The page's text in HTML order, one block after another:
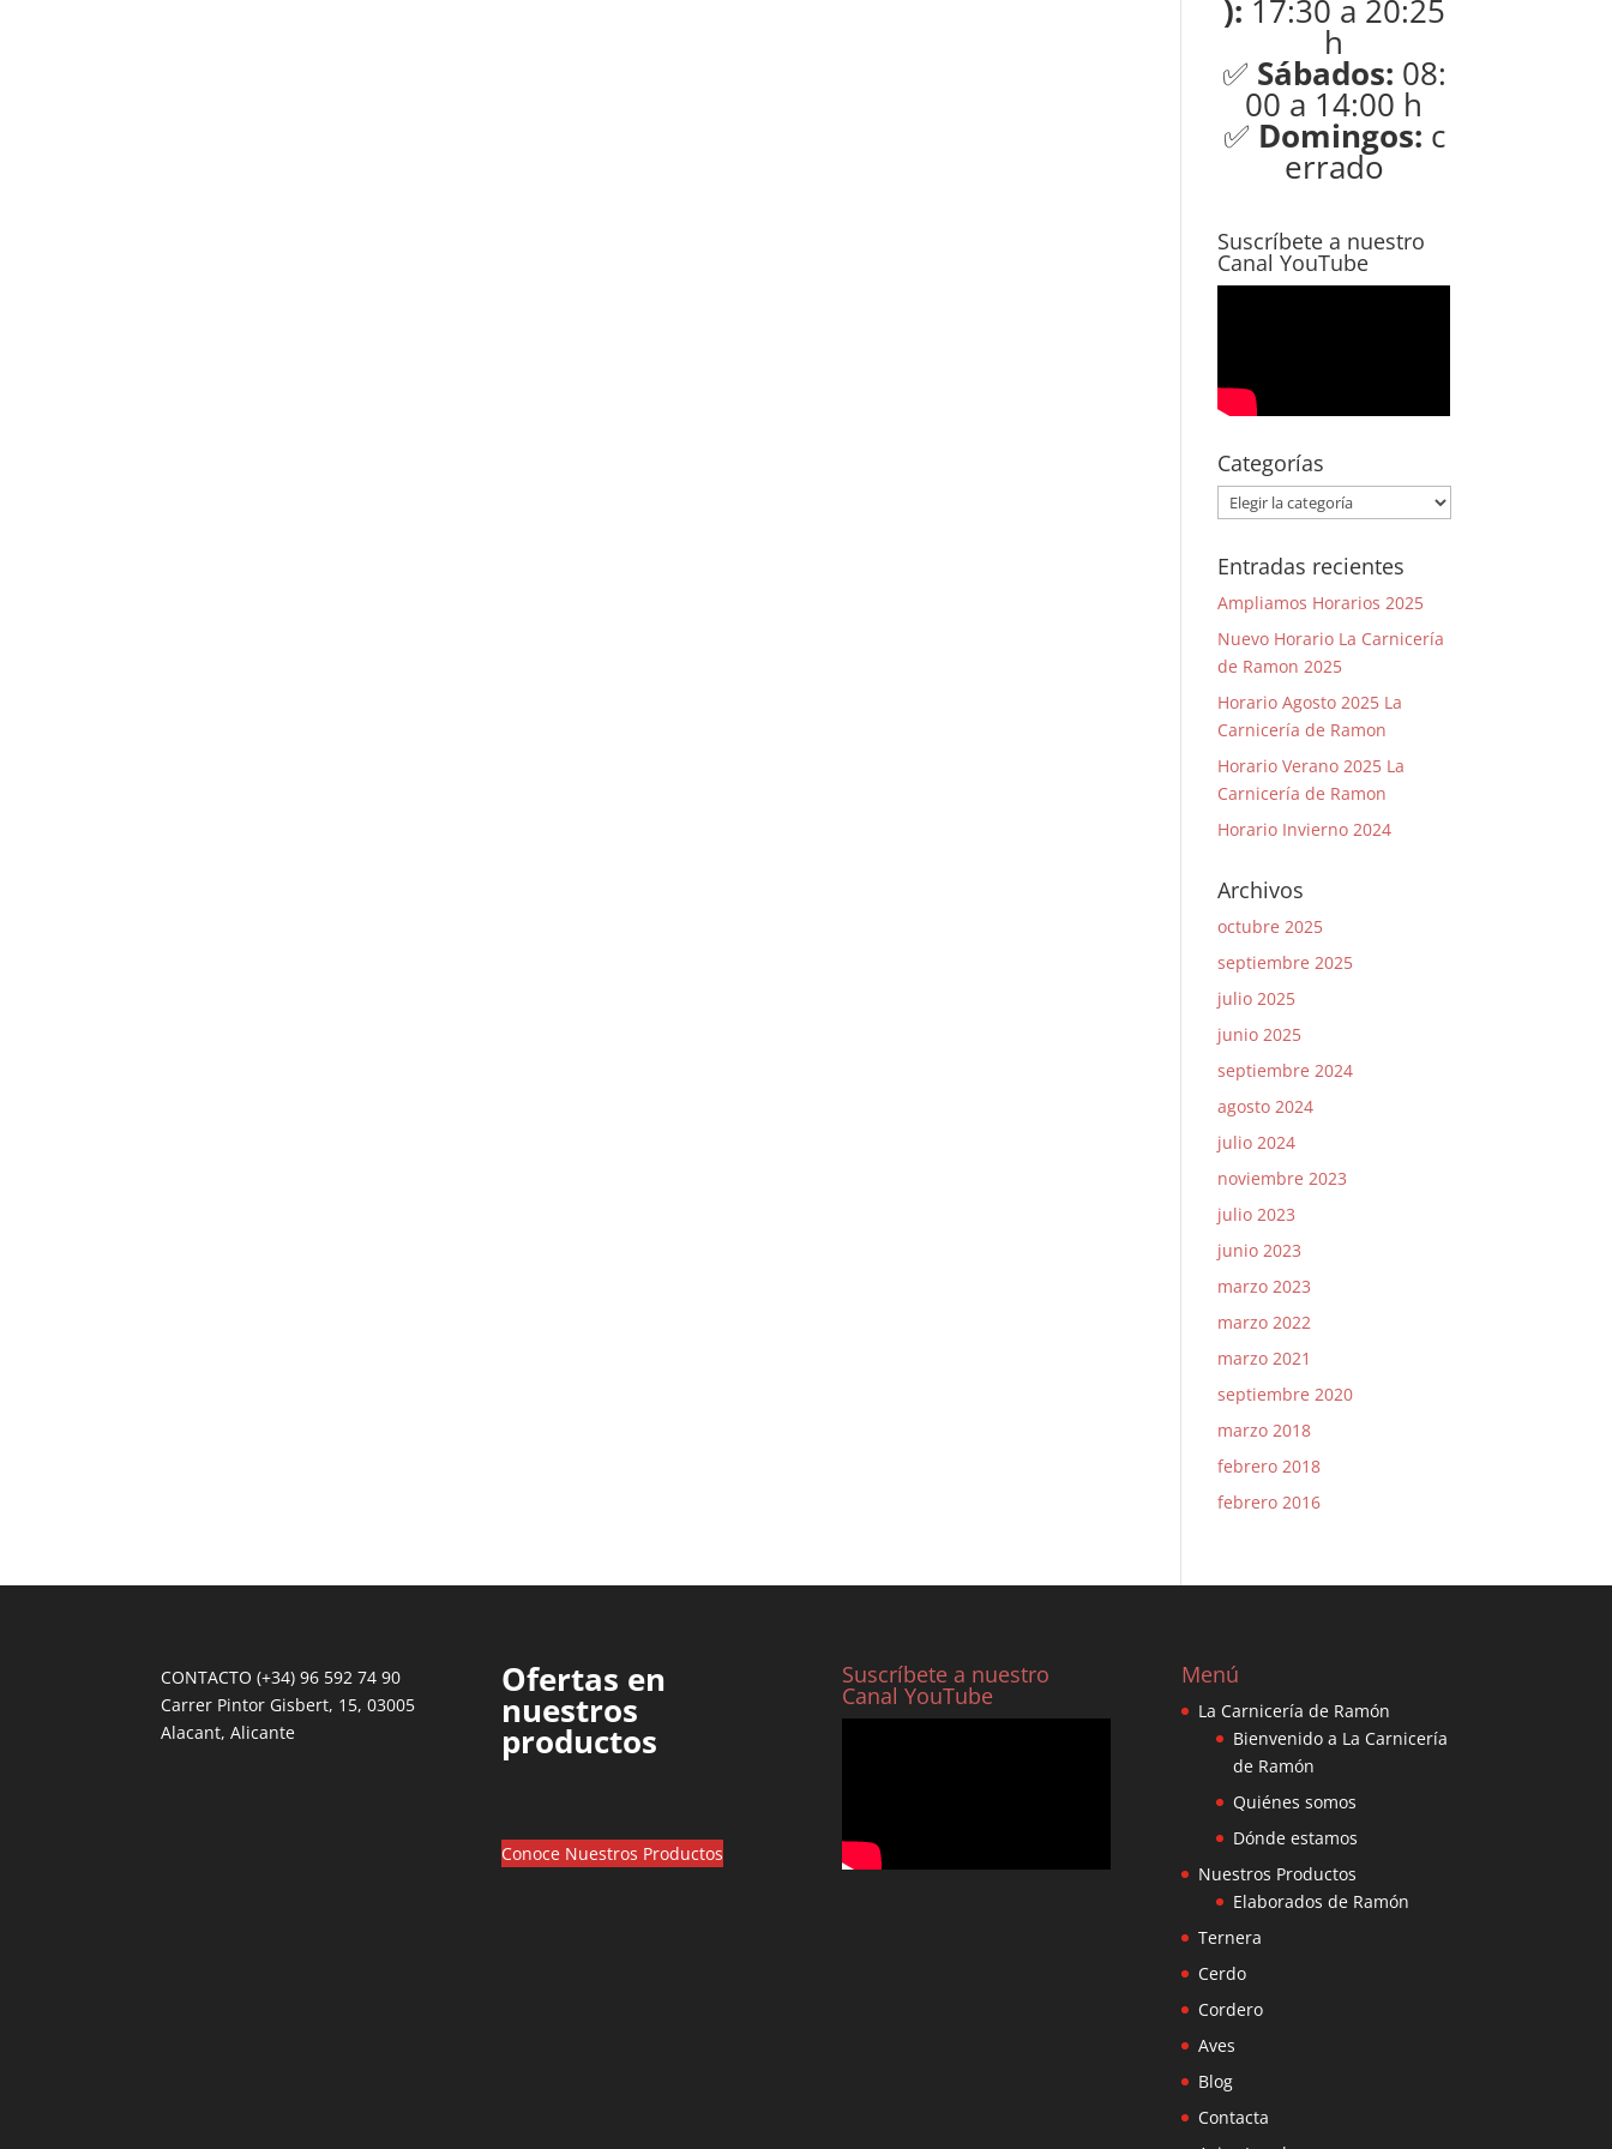
): 17:30 a 20:25
h
✅ Sábados: 08:
00 a 14:00 h
✅ Domingos: c
errado
Suscríbete a nuestro
Canal YouTube
Categorías
Categorías
Entradas recientes
Ampliamos Horarios 2025
Nuevo Horario La Carnicería
de Ramon 2025
Horario Agosto 2025 La
Carnicería de Ramon
Horario Verano 2025 La
Carnicería de Ramon
Horario Invierno 2024
Archivos
octubre 2025
septiembre 2025
julio 2025
junio 2025
septiembre 2024
agosto 2024
julio 2024
noviembre 2023
julio 2023
junio 2023
marzo 2023
marzo 2022
marzo 2021
septiembre 2020
marzo 2018
febrero 2018
febrero 2016
CONTACTO (+34) 96 592 74 90
Carrer Pintor Gisbert, 15, 03005
Alacant, Alicante
Ofertas en
nuestros
productos
Conoce Nuestros Productos
Suscríbete a nuestro
Canal YouTube
Menú
La Carnicería de Ramón
Bienvenido a La Carnicería
de Ramón
Quiénes somos
Dónde estamos
Nuestros Productos
Elaborados de Ramón
Ternera
Cerdo
Cordero
Aves
Blog
Contacta